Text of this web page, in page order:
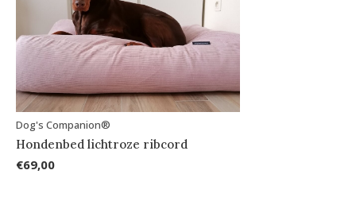
Dog's Companion®
Hondenbed lichtroze ribcord
€69,00